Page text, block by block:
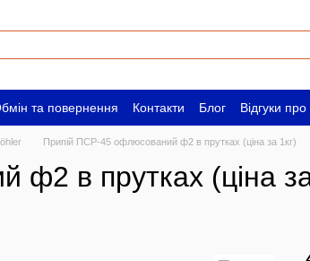
та повернення Контакти Блог
Відгуки
Вакансії
Припій ПСР-45 офлюсований ф2 в прутках (ціна за 1кг)
в прутках (ціна